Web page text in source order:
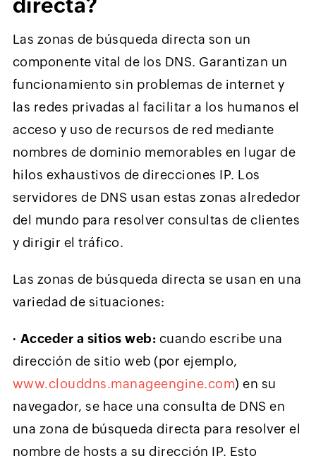
directa?
Las zonas de búsqueda directa son un
componente vital de los DNS. Garantizan un
funcionamiento sin problemas de internet y
las redes privadas al facilitar a los humanos el
acceso y uso de recursos de red mediante
nombres de dominio memorables en lugar de
hilos exhaustivos de direcciones IP. Los
servidores de DNS usan estas zonas alrededor
del mundo para resolver consultas de clientes
y dirigir el tráfico.
Las zonas de búsqueda directa se usan en una
variedad de situaciones:
∙ Acceder a sitios web: cuando escribe una
dirección de sitio web (por ejemplo,
www.clouddns.manageengine.com) en su
navegador, se hace una consulta de DNS en
una zona de búsqueda directa para resolver el
nombre de hosts a su dirección IP. Esto